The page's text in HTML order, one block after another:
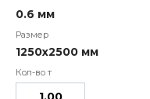
0.6 мм
1250х2500 мм